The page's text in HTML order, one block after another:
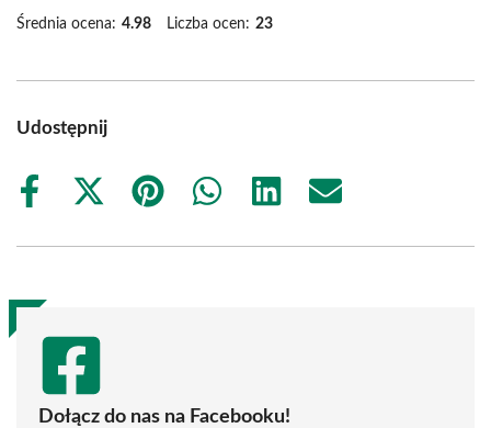
Średnia ocena: 4.98 Liczba ocen: 23
Udostępnij
Share
Share
(Twitter)
Share
Share
Share
Share
Dołącz do nas na Facebooku!